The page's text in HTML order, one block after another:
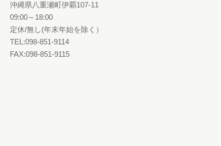
沖縄県八重瀬町伊覇107-11
09:00～18:00
定休/無し(年末年始を除く）
TEL:098-851-9114
FAX:098-851-9115